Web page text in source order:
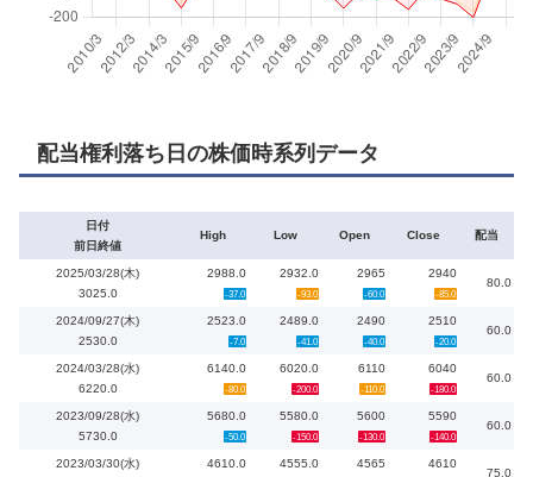
配当権利落ち日の株価時系列データ
日付
前日終値
High Low Open Close 配当
2025/03/28(木)
3025.0
2988.0
-37.0
2932.0
-93.0
2965
-60.0
2940
-85.0
80.0
2024/09/27(木)
2530.0
2523.0
-7.0
2489.0
-41.0
2490
-40.0
2510
-20.0
60.0
2024/03/28(水)
6220.0
6140.0
-80.0
6020.0
-200.0
6110
-110.0
6040
-180.0
60.0
2023/09/28(水)
5730.0
5680.0
-50.0
5580.0
-150.0
5600
-130.0
5590
-140.0
60.0
2023/03/30(水)
4610.0 4555.0 4565 4610
75.0